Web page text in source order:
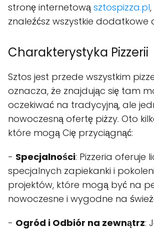
stronę internetową sztospizza.pl
znaleźćsz wszystkie dodatkowe
Charakterystyka Pizzerii
Sztos jest przede wszystkim
oznacza, że znajdując się tam
oczekiwać na tradycyjną, ale
nowoczesną ofertę piżzy. Oto
które mogą Cię przyciągnąć:
- Specjalności: Pizzeria oferuje
specjalnych zapiekanki i
projektów, które mogą być na
nowoczesne i wygodne na
- Ogród i Odbiór na zewnątrz: